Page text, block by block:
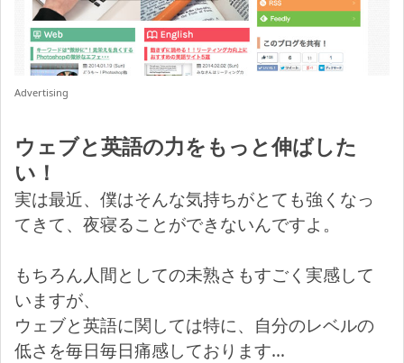
Advertising
ウェブと英語の力をもっと伸ばした
い！
実は最近、僕はそんな気持ちがとても強くなっ
てきて、夜寝ることができないんですよ。
もちろん人間としての未熟さもすごく実感して
いますが、
ウェブと英語に関しては特に、自分のレベルの
低さを毎日毎日痛感しております…